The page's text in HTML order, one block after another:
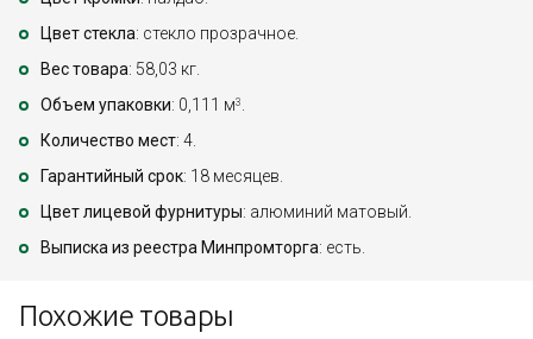
Цвет стекла: стекло прозрачное.
Вес товара: 58,03 кг.
Объем упаковки: 0,111 м3 .
Количество мест: 4.
Гарантийный срок: 18 месяцев.
Цвет лицевой фурнитуры: алюминий матовый.
Выписка из реестра Минпромторга: есть.
Похожие товары